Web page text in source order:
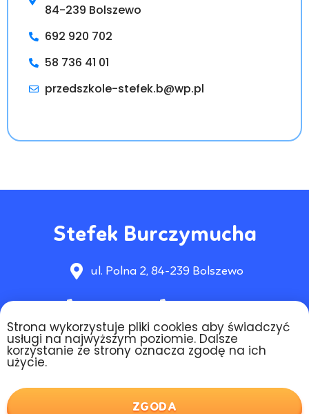
84-239 Bolszewo
692 920 702
58 736 41 01
przedszkole-stefek.b@wp.pl
Stefek Burczymucha
ul. Polna 2, 84-239 Bolszewo
przedszkole-stefek.b@wp.pl
Strona wykorzystuje pliki cookies aby świadczyć
usługi na najwyższym poziomie. Dalsze
korzystanie ze strony oznacza zgodę na ich
użycie.
ZGODA